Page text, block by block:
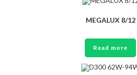
MEGALUX 8/12
Read more